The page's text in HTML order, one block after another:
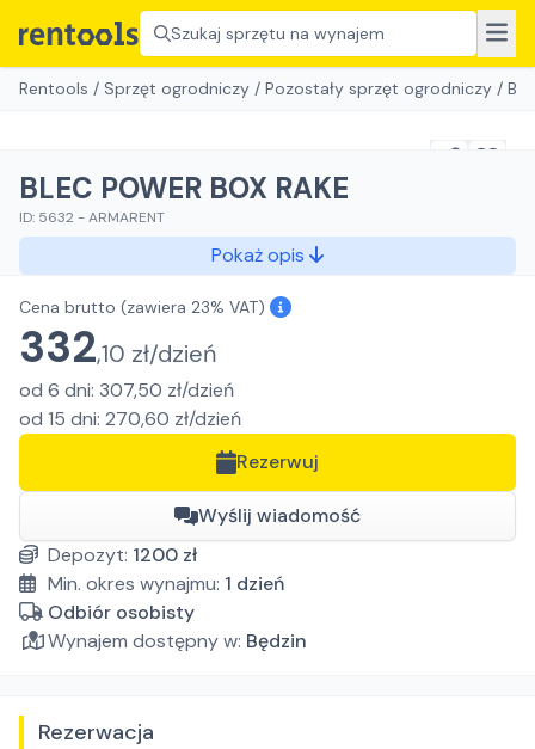
Szukaj sprzętu na wynajem
Rentools / Sprzęt ogrodniczy / Pozostały sprzęt ogrodniczy /
BLEC POWER BOX RAKE
ID: 5632 -ARMARENT
Pokaż opis
Cena brutto (zawiera 23% VAT)
332,10 zł/dzień
od 6 dni: 307,50 zł/dzień
od 15 dni: 270,60 zł/dzień
Rezerwuj
Wyślij wiadomość
Depozyt: 1200 zł
Min. okres wynajmu: 1 dzień
Odbiór osobisty
Wynajem dostępny w: Będzin
Rezerwacja